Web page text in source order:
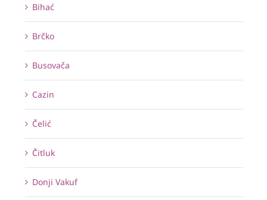
Bihać
Brčko
Busovača
Cazin
Čelić
Čitluk
Donji Vakuf